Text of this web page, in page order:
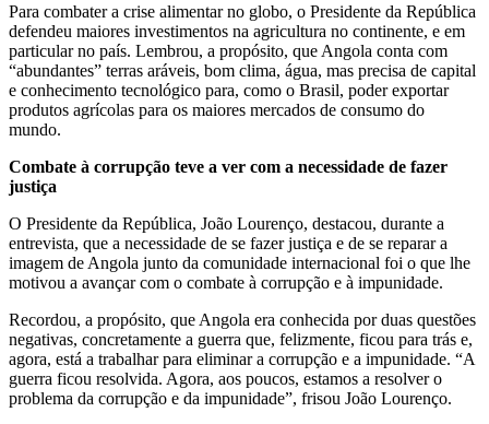
Para combater a crise alimentar no globo, o Presidente da República
defendeu maiores investimentos na agricultura no continente, e em
particular no país. Lembrou, a propósito, que Angola conta com
“abundantes” terras aráveis, bom clima, água, mas precisa de capital
e conhecimento tecnológico para, como o Brasil, poder exportar
produtos agrícolas para os maiores mercados de consumo do
mundo.
Combate à corrupção teve a ver com a necessidade de fazer
justiça
O Presidente da República, João Lourenço, destacou, durante a
entrevista, que a necessidade de se fazer justiça e de se reparar a
imagem de Angola junto da comunidade internacional foi o que lhe
motivou a avançar com o combate à corrupção e à impunidade.
Recordou, a propósito, que Angola era conhecida por duas questões
negativas, concretamente a guerra que, felizmente, ficou para trás e,
agora, está a trabalhar para eliminar a corrupção e a impunidade. “A
guerra ficou resolvida. Agora, aos poucos, estamos a resolver o
problema da corrupção e da impunidade”, frisou João Lourenço.